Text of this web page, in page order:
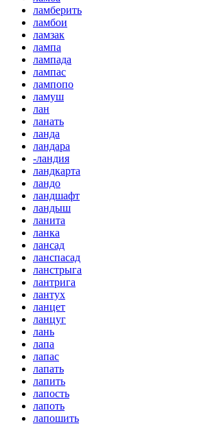
ламберить
ламбои
ламзак
лампа
лампада
лампас
лампопо
ламуш
лан
ланать
ланда
ландара
-ландия
ландкарта
ландо
ландшафт
ландыш
ланита
ланка
лансад
ланспасад
ланстрыга
лантрига
лантух
ланцет
ланцуг
лань
лапа
лапас
лапать
лапить
лапость
лапоть
лапошить